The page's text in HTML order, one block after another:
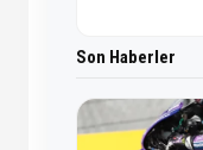
Son Haberler